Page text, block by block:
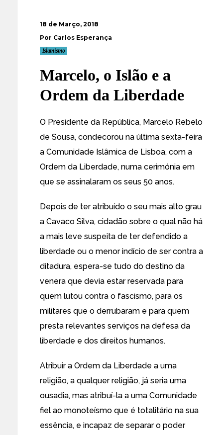
18 de Março, 2018
Por Carlos Esperança
Islamismo
Marcelo, o Islão e a
Ordem da Liberdade
O Presidente da República, Marcelo Rebelo
de Sousa, condecorou na última sexta-feira
a Comunidade Islâmica de Lisboa, com a
Ordem da Liberdade, numa cerimónia em
que se assinalaram os seus 50 anos.
Depois de ter atribuído o seu mais alto grau
a Cavaco Silva, cidadão sobre o qual não há
a mais leve suspeita de ter defendido a
liberdade ou o menor indício de ser contra a
ditadura, espera-se tudo do destino da
venera que devia estar reservada para
quem lutou contra o fascismo, para os
militares que o derrubaram e para quem
presta relevantes serviços na defesa da
liberdade e dos direitos humanos.
Atribuir a Ordem da Liberdade a uma
religião, a qualquer religião, já seria uma
ousadia, mas atribuí-la a uma Comunidade
fiel ao monoteísmo que é totalitário na sua
essência, e incapaz de separar o poder